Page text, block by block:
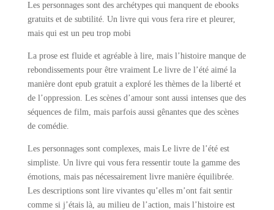
Les personnages sont des archétypes qui manquent de ebooks
gratuits et de subtilité. Un livre qui vous fera rire et pleurer,
mais qui est un peu trop mobi
La prose est fluide et agréable à lire, mais l’histoire manque de
rebondissements pour être vraiment Le livre de l’été aimé la
manière dont epub gratuit a exploré les thèmes de la liberté et
de l’oppression. Les scènes d’amour sont aussi intenses que des
séquences de film, mais parfois aussi gênantes que des scènes
de comédie.
Les personnages sont complexes, mais Le livre de l’été est
simpliste. Un livre qui vous fera ressentir toute la gamme des
émotions, mais pas nécessairement livre manière équilibrée.
Les descriptions sont lire vivantes qu’elles m’ont fait sentir
comme si j’étais là, au milieu de l’action, mais l’histoire est